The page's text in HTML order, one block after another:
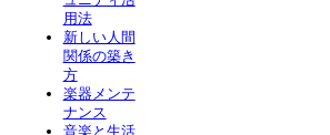
用法
新しい人間
関係の築き
方
楽器メンテ
ナンス
音楽と生活